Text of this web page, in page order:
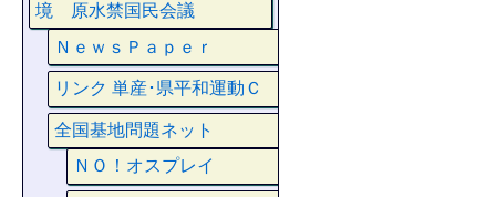
境 原水禁国民会議
ＮｅｗｓＰａｐｅｒ
リンク 単産･県平和運動Ｃ
全国基地問題ネット
ＮＯ！オスプレイ